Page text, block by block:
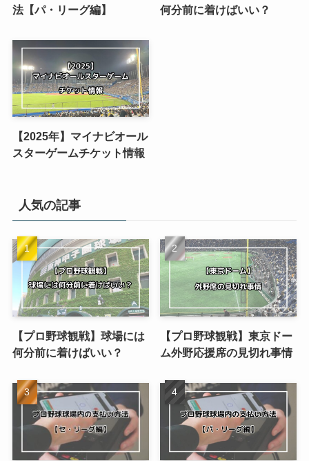
法【パ・リーグ編】
何分前に着けばいい？
【2025年】マイナビオール
スターゲームチケット情報
人気の記事
【プロ野球観戦】球場には
何分前に着けばいい？
【プロ野球観戦】東京ドー
ム外野応援席の見切れ事情